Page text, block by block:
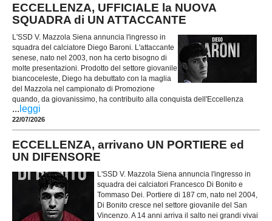
ECCELLENZA, UFFICIALE la NUOVA
SQUADRA di UN ATTACCANTE
L'SSD V. Mazzola Siena annuncia l'ingresso in
squadra del calciatore Diego Baroni. L'attaccante
senese, nato nel 2003, non ha certo bisogno di
molte presentazioni. Prodotto del settore giovanile
biancoceleste, Diego ha debuttato con la maglia
del Mazzola nel campionato di Promozione
quando, da giovanissimo, ha contribuito alla conquista dell'Eccellenza
... leggi
22/07/2026
ECCELLENZA, arrivano UN PORTIERE ed
UN DIFENSORE
L'SSD V. Mazzola Siena annuncia l'ingresso in
squadra dei calciatori Francesco Di Bonito e
Tommaso Dei. Portiere di 187 cm, nato nel 2004,
Di Bonito cresce nel settore giovanile del San
Vincenzo. A 14 anni arriva il salto nei grandi vivai